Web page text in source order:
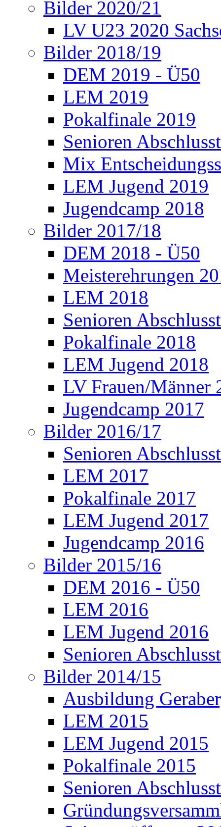
Bilder 2020/21
LV U23 2020
Bilder 2018/19
DEM 2019 - Ü50
LEM 2019
Pokalfinale 2019
Senioren
Mix
LEM Jugend 2019
Jugendcamp 2018
Bilder 2017/18
DEM 2018 - Ü50
Meisterehrungen
LEM 2018
Senioren
Pokalfinale 2018
LEM Jugend 2018
LV Frauen/Männer
Jugendcamp 2017
Bilder 2016/17
Senioren
LEM 2017
Pokalfinale 2017
LEM Jugend 2017
Jugendcamp 2016
Bilder 2015/16
DEM 2016 - Ü50
LEM 2016
LEM Jugend 2016
Senioren
Bilder 2014/15
Ausbildung
LEM 2015
LEM Jugend 2015
Pokalfinale 2015
Senioren